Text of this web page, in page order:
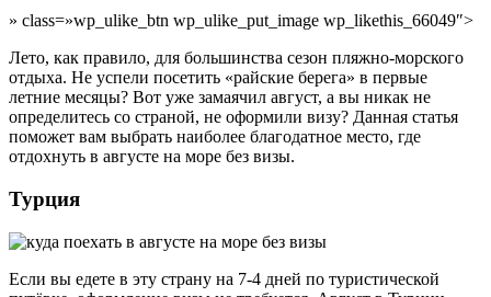
» class=»wp_ulike_btn wp_ulike_put_image wp_likethis_66049″>
Лето, как правило, для большинства сезон пляжно-морского
отдыха. Не успели посетить «райские берега» в первые
летние месяцы? Вот уже замаячил август, а вы никак не
определитесь со страной, не оформили визу? Данная статья
поможет вам выбрать наиболее благодатное место, где
отдохнуть в августе на море без визы.
Турция
Если вы едете в эту страну на 7-4 дней по туристической